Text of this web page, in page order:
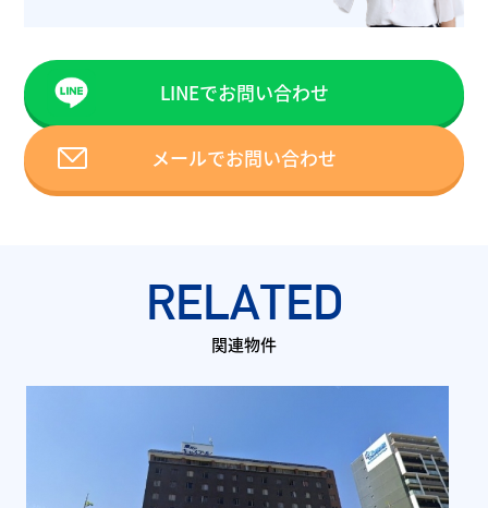
LINEでお問い合わせ
メールでお問い合わせ
RELATED
関連物件